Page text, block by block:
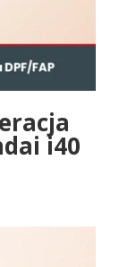
i40